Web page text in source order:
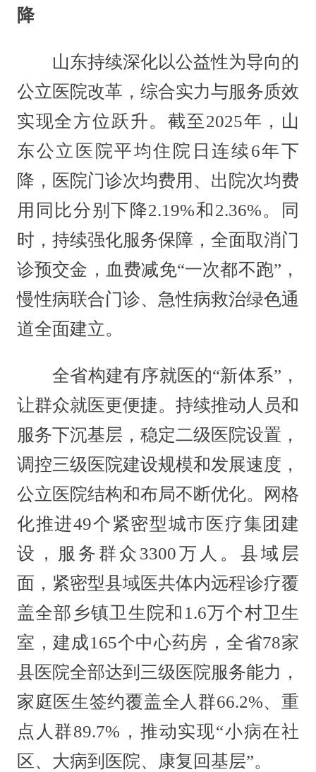
降
山东持续深化以公益性为导向的
公立医院改革，综合实力与服务质效
实现全方位跃升。截至2025年，山
东公立医院平均住院日连续6年下
降，医院门诊次均费用、出院次均费
用同比分别下降2.19%和2.36%。同
时，持续强化服务保障，全面取消门
诊预交金，血费减免“一次都不跑”，
慢性病联合门诊、急性病救治绿色通
道全面建立。
全省构建有序就医的“新体系”，
让群众就医更便捷。持续推动人员和
服务下沉基层，稳定二级医院设置，
调控三级医院建设规模和发展速度，
公立医院结构和布局不断优化。网格
化推进49个紧密型城市医疗集团建
设，服务群众3300万人。县域层
面，紧密型县域医共体内远程诊疗覆
盖全部乡镇卫生院和1.6万个村卫生
室，建成165个中心药房，全省78家
县医院全部达到三级医院服务能力，
家庭医生签约覆盖全人群66.2%、重
点人群89.7%，推动实现“小病在社
区、大病到医院、康复回基层”。